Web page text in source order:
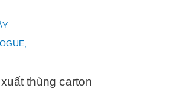
thùng carton